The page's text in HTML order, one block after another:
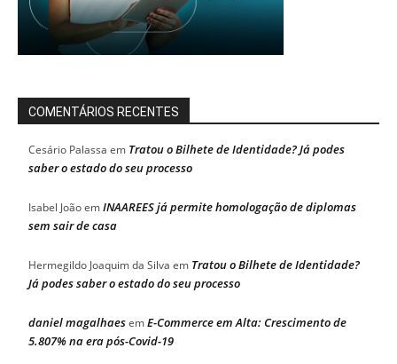
COMENTÁRIOS RECENTES
Cesário Palassa em Tratou o Bilhete de Identidade? Já podes
saber o estado do seu processo
Isabel JoãoemINAAREES já permite homologação de diplomas
sem sair de casa
Hermegildo Joaquim da Silva em Tratou o Bilhete de Identidade?
Já podes saber o estado do seu processo
daniel magalhaesemE-Commerce em Alta: Crescimento de
5.807% na era pós-Covid-19